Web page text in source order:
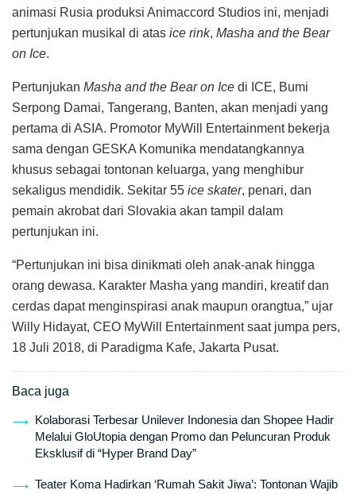
animasi Rusia produksi Animaccord Studios ini, menjadi
pertunjukan musikal di atas ice rink, Masha and the Bear
on Ice.
Pertunjukan Masha and the Bear on Ice di ICE, Bumi
Serpong Damai, Tangerang, Banten, akan menjadi yang
pertama di ASIA. Promotor MyWill Entertainment bekerja
sama dengan GESKA Komunika mendatangkannya
khusus sebagai tontonan keluarga, yang menghibur
sekaligus mendidik. Sekitar 55 ice skater, penari, dan
pemain akrobat dari Slovakia akan tampil dalam
pertunjukan ini.
“Pertunjukan ini bisa dinikmati oleh anak-anak hingga
orang dewasa. Karakter Masha yang mandiri, kreatif dan
cerdas dapat menginspirasi anak maupun orangtua,” ujar
Willy Hidayat, CEO MyWill Entertainment saat jumpa pers,
18 Juli 2018, di Paradigma Kafe, Jakarta Pusat.
Baca juga
Kolaborasi Terbesar Unilever Indonesia dan Shopee Hadir
Melalui GloUtopia dengan Promo dan Peluncuran Produk
Eksklusif di “Hyper Brand Day”
Teater Koma Hadirkan ‘Rumah Sakit Jiwa’: Tontonan Wajib